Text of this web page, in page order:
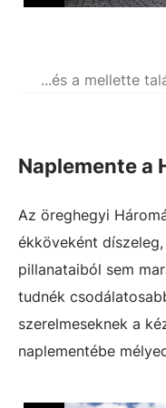
...és a mellette
Naplemente a
Az öreghegyi
ékköveként
pillanataiból sem
tudnék
szerelmeseknek a
naplementébe